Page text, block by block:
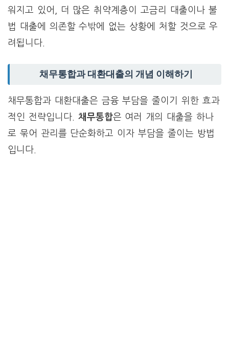
워지고 있어, 더 많은 취약계층이 고금리 대출이나 불
법 대출에 의존할 수밖에 없는 상황에 처할 것으로 우
려됩니다.
채무통합과 대환대출의 개념 이해하기
채무통합과 대환대출은 금융 부담을 줄이기 위한 효과
적인 전략입니다. 채무통합은 여러 개의 대출을 하나
로 묶어 관리를 단순화하고 이자 부담을 줄이는 방법
입니다.